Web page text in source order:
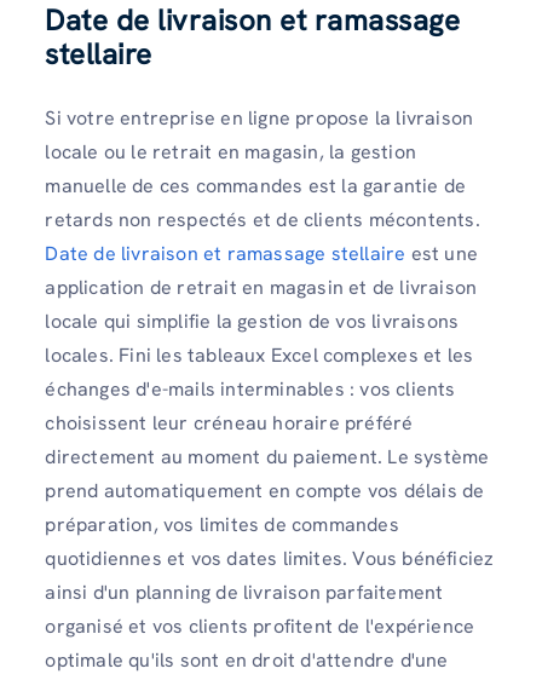
Date de livraison et ramassage
stellaire
Si votre entreprise en ligne propose la livraison
locale ou le retrait en magasin, la gestion
manuelle de ces commandes est la garantie de
retards non respectés et de clients mécontents.
Date de livraison et ramassage stellaire est une
application de retrait en magasin et de livraison
locale qui simplifie la gestion de vos livraisons
locales. Fini les tableaux Excel complexes et les
échanges d'e-mails interminables : vos clients
choisissent leur créneau horaire préféré
directement au moment du paiement. Le système
prend automatiquement en compte vos délais de
préparation, vos limites de commandes
quotidiennes et vos dates limites. Vous bénéficiez
ainsi d'un planning de livraison parfaitement
organisé et vos clients profitent de l'expérience
optimale qu'ils sont en droit d'attendre d'une